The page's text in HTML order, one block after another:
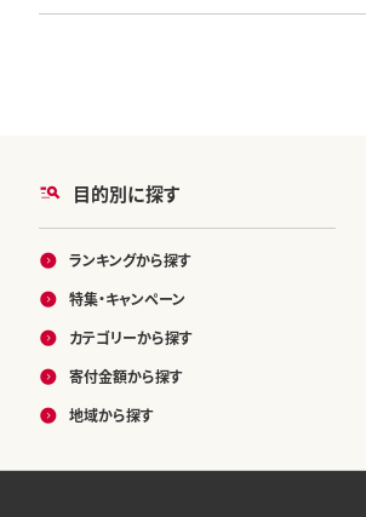
目的別に探す
ランキングから探す
特集・キャンペーン
カテゴリーから探す
寄付金額から探す
地域から探す